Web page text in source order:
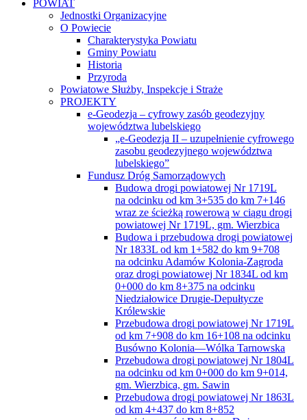
Gminy Powiatu
Historia
Przyroda
Powiatowe Służby, Inspekcje i Straże
PROJEKTY
e-Geodezja – cyfrowy zasób geodezyjny
województwa lubelskiego
„e-Geodezja II – uzupełnienie cyfrowego
zasobu geodezyjnego województwa
lubelskiego”
Fundusz Dróg Samorządowych
Budowa drogi powiatowej Nr 1719L
na odcinku od km 3+535 do km 7+146
wraz ze ścieżką rowerową w ciągu drogi
powiatowej Nr 1719L, gm. Wierzbica
Budowa i przebudowa drogi powiatowej
Nr 1833L od km 1+582 do km 9+708
na odcinku Adamów Kolonia-Zagroda
oraz drogi powiatowej Nr 1834L od km
0+000 do km 8+375 na odcinku
Niedziałowice Drugie-Depułtycze
Królewskie
Przebudowa drogi powiatowej Nr 1719L
od km 7+908 do km 16+108 na odcinku
Busówno Kolonia—Wólka Tarnowska
Przebudowa drogi powiatowej Nr 1804L
na odcinku od km 0+000 do km 9+014,
gm. Wierzbica, gm. Sawin
Przebudowa drogi powiatowej Nr 1863L
od km 4+437 do km 8+852
w miejscowości Rakołupy Duże
oraz drogi powiatowej Nr 1864L od km
8+425 do km 6+610 na odcinku